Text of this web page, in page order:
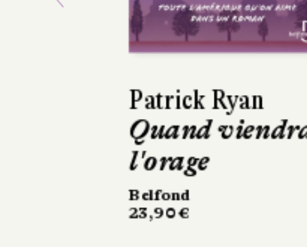
David Sala
Frankenstein
Casterman
220 pages, 28 €
Previous